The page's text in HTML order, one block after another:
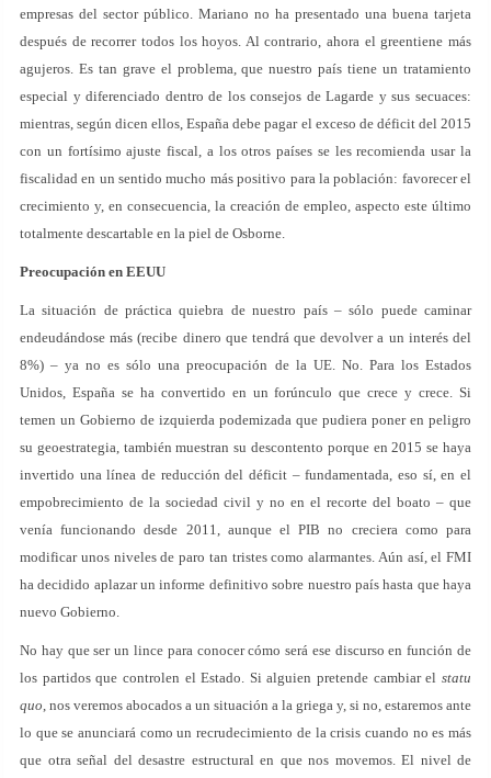
empresas del sector público. Mariano no ha presentado una buena tarjeta
después de recorrer todos los hoyos. Al contrario, ahora el greentiene más
agujeros. Es tan grave el problema, que nuestro país tiene un tratamiento
especial y diferenciado dentro de los consejos de Lagarde y sus secuaces:
mientras, según dicen ellos, España debe pagar el exceso de déficit del 2015
con un fortísimo ajuste fiscal, a los otros países se les recomienda usar la
fiscalidad en un sentido mucho más positivo para la población: favorecer el
crecimiento y, en consecuencia, la creación de empleo, aspecto este último
totalmente descartable en la piel de Osborne.
Preocupación en EEUU
La situación de práctica quiebra de nuestro país – sólo puede caminar
endeudándose más (recibe dinero que tendrá que devolver a un interés del
8%) – ya no es sólo una preocupación de la UE. No. Para los Estados
Unidos, España se ha convertido en un forúnculo que crece y crece. Si
temen un Gobierno de izquierda podemizada que pudiera poner en peligro
su geoestrategia, también muestran su descontento porque en 2015 se haya
invertido una línea de reducción del déficit – fundamentada, eso sí, en el
empobrecimiento de la sociedad civil y no en el recorte del boato – que
venía funcionando desde 2011, aunque el PIB no creciera como para
modificar unos niveles de paro tan tristes como alarmantes. Aún así, el FMI
ha decidido aplazar un informe definitivo sobre nuestro país hasta que haya
nuevo Gobierno.
No hay que ser un lince para conocer cómo será ese discurso en función de
los partidos que controlen el Estado. Si alguien pretende cambiar el statu
quo, nos veremos abocados a un situación a la griega y, si no, estaremos ante
lo que se anunciará como un recrudecimiento de la crisis cuando no es más
que otra señal del desastre estructural en que nos movemos. El nivel de